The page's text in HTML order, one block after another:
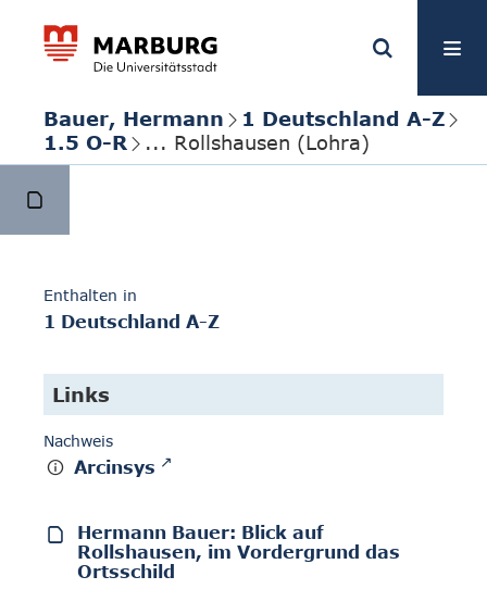
Bauer, Hermann
1 Deutschland A-Z
1.5 O-R
... Rollshausen (Lohra)
Enthalten in
1 Deutschland A-Z
Links
Nachweis
Arcinsys
Hermann Bauer: Blick auf
Rollshausen, im Vordergrund das
Ortsschild